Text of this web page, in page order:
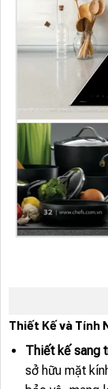
Thiết Kế và Tính
Thiết kế sang
sở hữu mặt